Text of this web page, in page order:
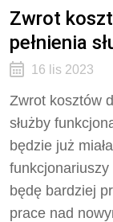
Zwrot
pełnienia
16 lis 2023
Zwrot kosztów
służby
będzie już
funkcjonariuszy
będę bardziej
prace nad